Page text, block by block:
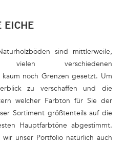
EICHE
sind mittlerweile,
verschiedenen
noch Grenzen gesetzt. Um
zu verschaffen und die
welcher Farbton für Sie der
Sortiment größtenteils auf die
Hauptfarbtöne abgestimmt.
wir unser Portfolio natürlich auch